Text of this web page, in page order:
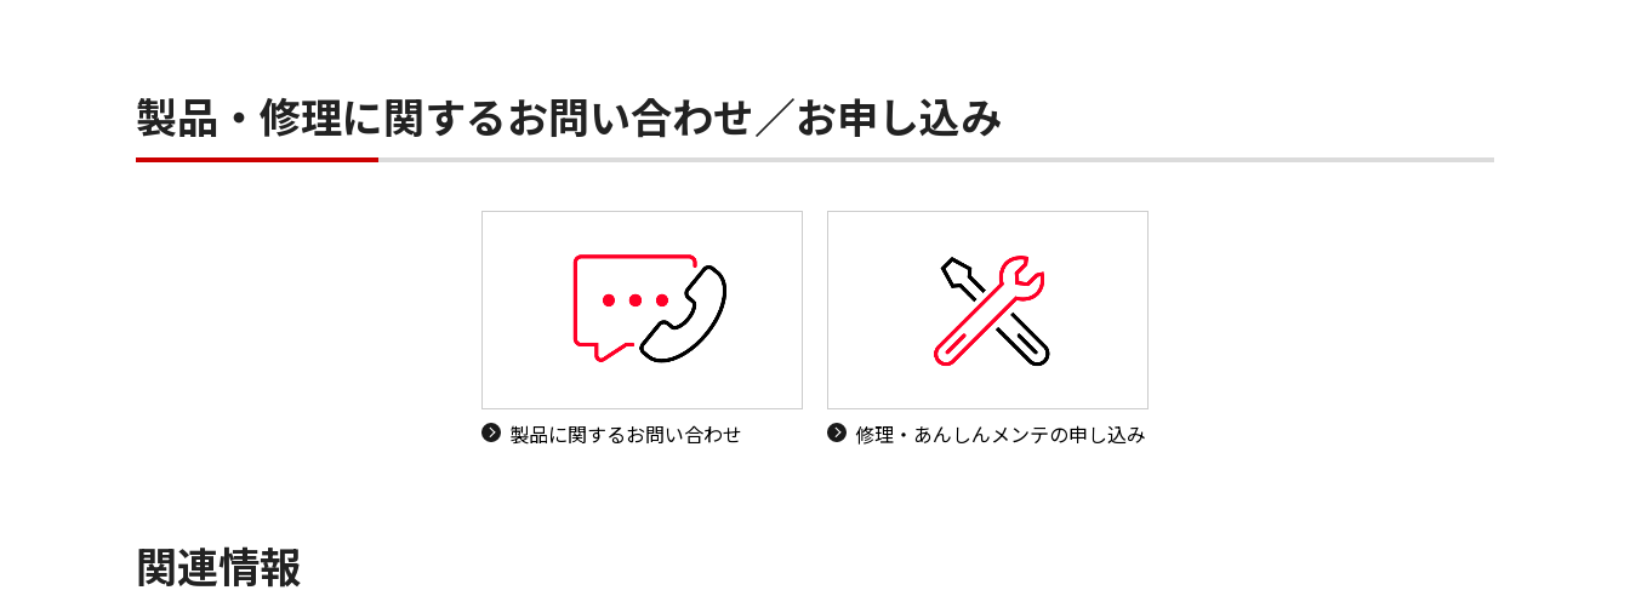
製品・修理に関するお問い合わせ／お申し込み
製品に関するお問い合わせ 修理・あんしんメンテの申し込み
関連情報